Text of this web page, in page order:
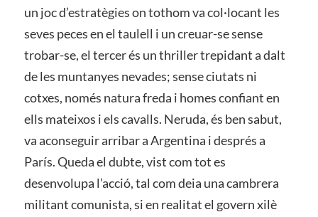
un joc d’estratègies on tothom va col·locant les
seves peces en el taulell i un creuar-se sense
trobar-se, el tercer és un thriller trepidant a dalt
de les muntanyes nevades; sense ciutats ni
cotxes, només natura freda i homes confiant en
ells mateixos i els cavalls. Neruda, és ben sabut,
va aconseguir arribar a Argentina i després a
París. Queda el dubte, vist com tot es
desenvolupa l’acció, tal com deia una cambrera
militant comunista, si en realitat el govern xilè